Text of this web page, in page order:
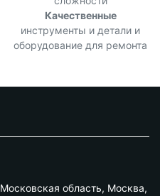
Качественные
инструменты и детали и
оборудование для ремонта
Московская область, Москва,